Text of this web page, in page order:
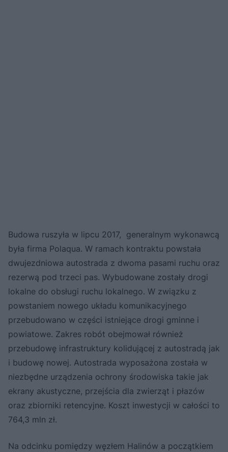
Budowa ruszyła w lipcu 2017, generalnym wykonawcą
była firma Polaqua. W ramach kontraktu powstała
dwujezdniowa autostrada z dwoma pasami ruchu oraz
rezerwą pod trzeci pas. Wybudowane zostały drogi
lokalne do obsługi ruchu lokalnego. W związku z
powstaniem nowego układu komunikacyjnego
przebudowano w części istniejące drogi gminne i
powiatowe. Zakres robót obejmował również
przebudowę infrastruktury kolidującej z autostradą jak
i budowę nowej. Autostrada wyposażona została w
niezbędne urządzenia ochrony środowiska takie jak
ekrany akustyczne, przejścia dla zwierząt i płazów
oraz zbiorniki retencyjne. Koszt inwestycji w całości to
764,3 mln zł.
Na odcinku pomiędzy węzłem Halinów a początkiem